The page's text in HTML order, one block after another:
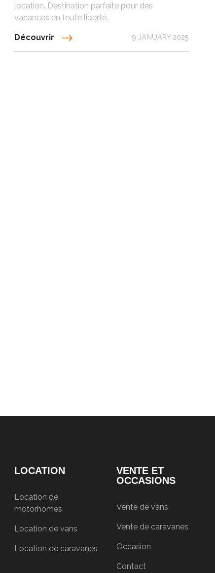
location. Destination parfaite pour des
vacances en toute liberté.
Découvrir 9 JANUARY 2025
LOCATION
Location de
motorhomes
Location de vans
Location de caravanes
VENTE ET
OCCASIONS
Vente de vans
Vente de caravanes
Occasion
Contact